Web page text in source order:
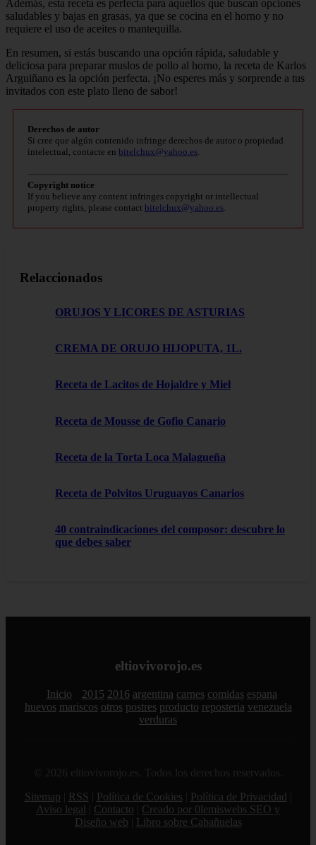
Además, esta receta es perfecta para aquellos que buscan opciones
saludables y bajas en grasas, ya que se cocina en el horno y no
requiere el uso de aceites o mantequilla.
En resumen, si estás buscando una opción rápida, saludable y
deliciosa para preparar muslos de pollo al horno, la receta de Karlos
Arguiñano es la opción perfecta. ¡No esperes más y sorprende a tus
invitados con este plato lleno de sabor!
Derechos de autor
Si cree que algún contenido infringe derechos de autor o propiedad
intelectual, contacte en bitelchux@yahoo.es.
Copyright notice
If you believe any content infringes copyright or intellectual
property rights, please contact bitelchux@yahoo.es.
Relaccionados
ORUJOS Y LICORES DE ASTURIAS
CREMA DE ORUJO HIJOPUTA, 1L.
Receta de Lacitos de Hojaldre y Miel
Receta de Mousse de Gofio Canario
Receta de la Torta Loca Malagueña
Receta de Polvitos Uruguayos Canarios
40 contraindicaciones del composor: descubre lo
que debes saber
eltiovivorojo.es
Inicio 2015 2016 argentina carnes comidas espana
huevos mariscos otros postres producto reposteria venezuela
verduras
© 2026 eltiovivorojo.es. Todos los derechos reservados.
Sitemap
RSS Política de Cookies Política de Privacidad
Aviso legal
Contacto
Creado por 0lemiswebs SEO y
Diseño web
Libro sobre Cabañuelas